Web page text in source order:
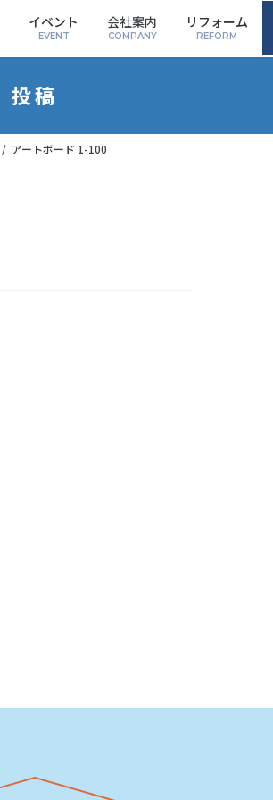
イベント
EVENT
会社案内
COMPANY
リフォーム
REFORM
投稿
アートボード 1-100